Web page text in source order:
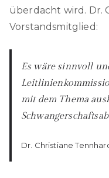
überdacht wird. Dr.
Vorstandsmitglied:
Es wäre sinnvoll
mit dem Thema
Dr. Christiane